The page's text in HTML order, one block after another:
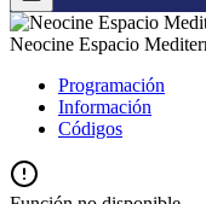
Neocine Espacio
Programación
Información
Códigos